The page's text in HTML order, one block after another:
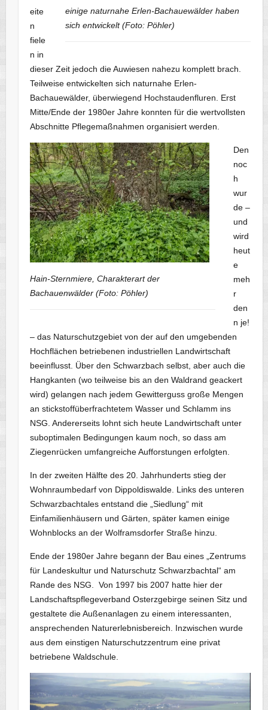
einige naturnahe Erlen-Bachauewälder haben
sich entwickelt (Foto: Pöhler)
eite
n
fiele
n in
dieser Zeit jedoch die Auwiesen nahezu komplett brach.
Teilweise entwickelten sich naturnahe Erlen-
Bachauewälder, überwiegend Hochstaudenfluren. Erst
Mitte/Ende der 1980er Jahre konnten für die wertvollsten
Abschnitte Pflegemaßnahmen organisiert werden.
Hain-Sternmiere, Charakterart der
Bachauenwälder (Foto: Pöhler)
Den
noc
h
wur
de –
und
wird
heut
e
meh
r
den
n je!
– das Naturschutzgebiet von der auf den umgebenden
Hochflächen betriebenen industriellen Landwirtschaft
beeinflusst. Über den Schwarzbach selbst, aber auch die
Hangkanten (wo teilweise bis an den Waldrand geackert
wird) gelangen nach jedem Gewitterguss große Mengen
an stickstoffüberfrachtetem Wasser und Schlamm ins
NSG. Andererseits lohnt sich heute Landwirtschaft unter
suboptimalen Bedingungen kaum noch, so dass am
Ziegenrücken umfangreiche Aufforstungen erfolgten.
In der zweiten Hälfte des 20. Jahrhunderts stieg der
Wohnraumbedarf von Dippoldiswalde. Links des unteren
Schwarzbachtales entstand die „Siedlung“ mit
Einfamilienhäusern und Gärten, später kamen einige
Wohnblocks an der Wolframsdorfer Straße hinzu.
Ende der 1980er Jahre begann der Bau eines „Zentrums
für Landeskultur und Naturschutz Schwarzbachtal“ am
Rande des NSG. Von 1997 bis 2007 hatte hier der
Landschaftspflegeverband Osterzgebirge seinen Sitz und
gestaltete die Außenanlagen zu einem interessanten,
ansprechenden Naturerlebnisbereich. Inzwischen wurde
aus dem einstigen Naturschutzzentrum eine privat
betriebene Waldschule.